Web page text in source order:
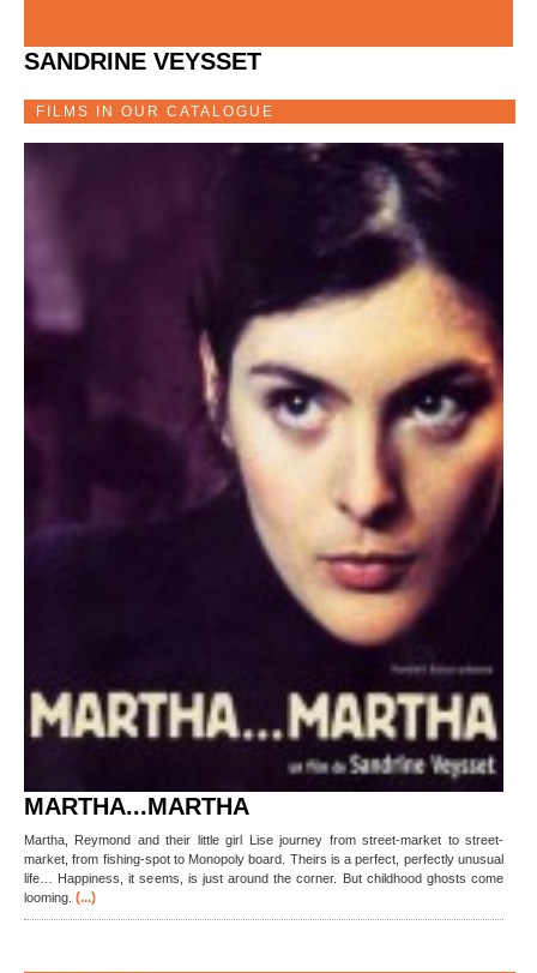
SANDRINE VEYSSET
FILMS IN OUR CATALOGUE
MARTHA...MARTHA
Martha, Reymond and their little girl Lise journey from street-market to street-
market, from fishing-spot to Monopoly board. Theirs is a perfect, perfectly unusual
life… Happiness, it seems, is just around the corner. But childhood ghosts come
looming. (...)